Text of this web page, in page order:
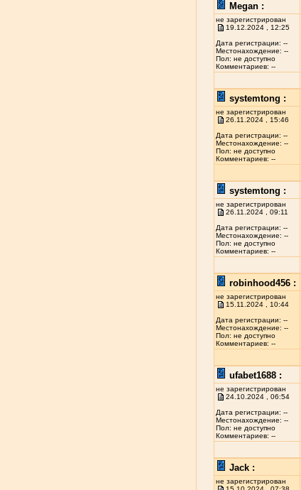
Megan :
не зарегистрирован
19.12.2024 , 12:25
Дата регистрации: --
Местонахождение: --
Пол: не доступно
Комментариев: --
systemtong :
не зарегистрирован
26.11.2024 , 15:46
Дата регистрации: --
Местонахождение: --
Пол: не доступно
Комментариев: --
systemtong :
не зарегистрирован
26.11.2024 , 09:11
Дата регистрации: --
Местонахождение: --
Пол: не доступно
Комментариев: --
robinhood456 :
не зарегистрирован
15.11.2024 , 10:44
Дата регистрации: --
Местонахождение: --
Пол: не доступно
Комментариев: --
ufabet1688 :
не зарегистрирован
24.10.2024 , 06:54
Дата регистрации: --
Местонахождение: --
Пол: не доступно
Комментариев: --
Jack :
не зарегистрирован